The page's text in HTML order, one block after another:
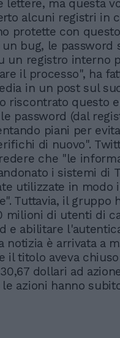
lettere, ma questa
alcuni registri in
protette con
un bug, le password
un registro interno
il processo", ha
in un post sul
riscontrato questo
password (dal
piani per
di nuovo".
che "le
i sistemi di
utilizzate in modo
Tuttavia, il gruppo
milioni di utenti di
e abilitare
notizia è arrivata a
il titolo aveva
dollari ad
le azioni hanno